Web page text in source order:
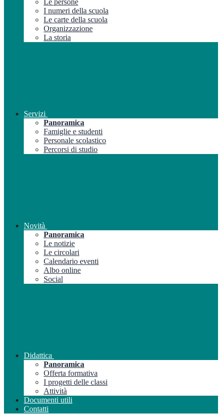
Le persone
I numeri della scuola
Le carte della scuola
Organizzazione
La storia
Servizi
Panoramica
Famiglie e studenti
Personale scolastico
Percorsi di studio
Novità
Panoramica
Le notizie
Le circolari
Calendario eventi
Albo online
Social
Didattica
Panoramica
Offerta formativa
I progetti delle classi
Attività
Documenti utili
Contatti